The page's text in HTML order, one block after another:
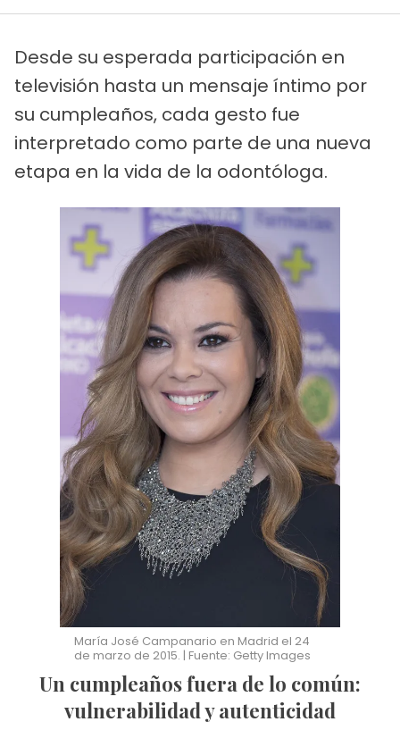
Desde su esperada participación en
televisión hasta un mensaje íntimo por
su cumpleaños, cada gesto fue
interpretado como parte de una nueva
etapa en la vida de la odontóloga.
María José Campanario en Madrid el 24
de marzo de 2015. | Fuente: Getty Images
Un cumpleaños fuera de lo común:
vulnerabilidad y autenticidad